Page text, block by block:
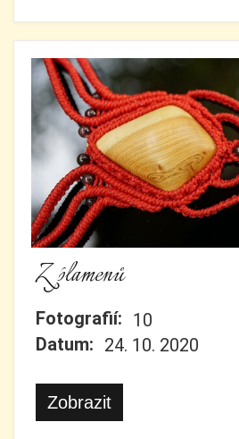
Z plamenů
Fotografií: 10
Datum: 24. 10. 2020
Zobrazit